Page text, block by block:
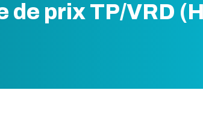
de prix TP/VRD